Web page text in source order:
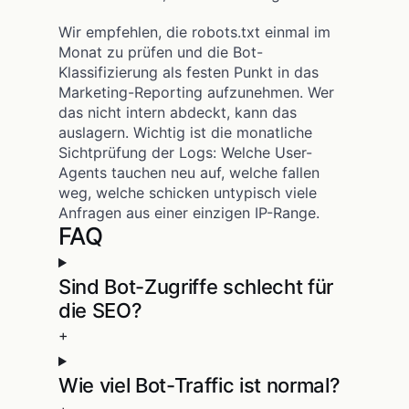
Wir empfehlen, die robots.txt einmal im
Monat zu prüfen und die Bot-
Klassifizierung als festen Punkt in das
Marketing-Reporting aufzunehmen. Wer
das nicht intern abdeckt, kann das
auslagern. Wichtig ist die monatliche
Sichtprüfung der Logs: Welche User-
Agents tauchen neu auf, welche fallen
weg, welche schicken untypisch viele
Anfragen aus einer einzigen IP-Range.
FAQ
Sind Bot-Zugriffe schlecht für
die SEO?
+
Wie viel Bot-Traffic ist normal?